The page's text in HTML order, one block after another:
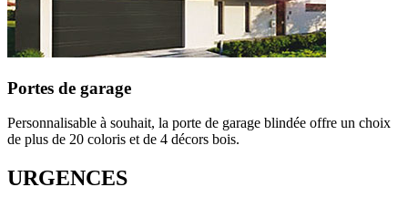
Portes de garage
Personnalisable à souhait, la porte de garage blindée offre un choix
de plus de 20 coloris et de 4 décors bois.
URGENCES